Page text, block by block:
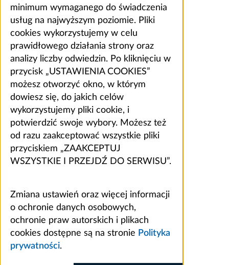
minimum wymaganego do świadczenia
usług na najwyższym poziomie. Pliki
cookies wykorzystujemy w celu
prawidłowego działania strony oraz
analizy liczby odwiedzin. Po kliknięciu w
przycisk „USTAWIENIA COOKIES”
możesz otworzyć okno, w którym
dowiesz się, do jakich celów
wykorzystujemy pliki cookie, i
potwierdzić swoje wybory. Możesz też
od razu zaakceptować wszystkie pliki
przyciskiem „ZAAKCEPTUJ
WSZYSTKIE I PRZEJDŹ DO SERWISU”.
Zmiana ustawień oraz więcej informacji
o ochronie danych osobowych,
ochronie praw autorskich i plikach
cookies dostępne są na stronie Polityka
prywatności.